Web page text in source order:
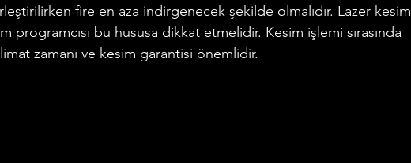
fire en aza indirgenecek şekilde olmalıdır. Lazer kesim
programcısı bu hususa dikkat etmelidir. Kesim işlemi sırasında
zamanı ve kesim garantisi önemlidir.